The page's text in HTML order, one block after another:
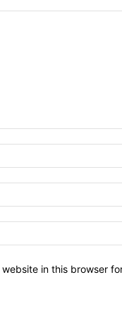
in this browser